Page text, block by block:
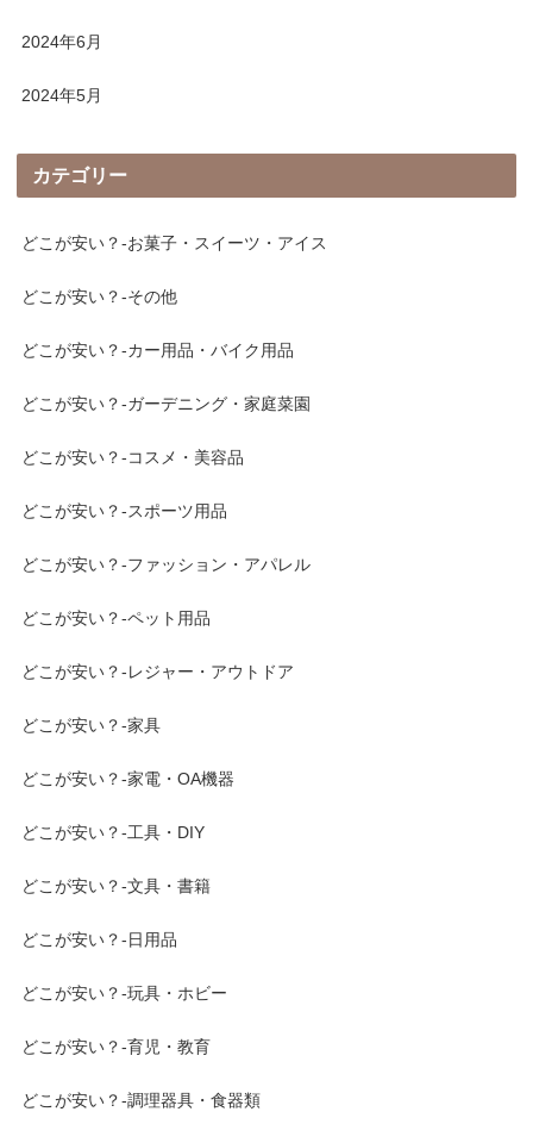
2024年6月
2024年5月
カテゴリー
どこが安い？-お菓子・スイーツ・アイス
どこが安い？-その他
どこが安い？-カー用品・バイク用品
どこが安い？-ガーデニング・家庭菜園
どこが安い？-コスメ・美容品
どこが安い？-スポーツ用品
どこが安い？-ファッション・アパレル
どこが安い？-ペット用品
どこが安い？-レジャー・アウトドア
どこが安い？-家具
どこが安い？-家電・OA機器
どこが安い？-工具・DIY
どこが安い？-文具・書籍
どこが安い？-日用品
どこが安い？-玩具・ホビー
どこが安い？-育児・教育
どこが安い？-調理器具・食器類